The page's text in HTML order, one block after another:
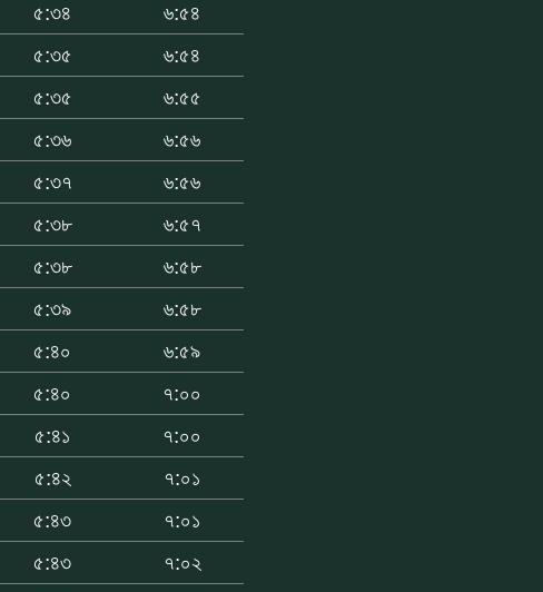
৫:৩৪
৬:৫৪
৫:৩৫
৬:৫৪
৫:৩৫
৬:৫৫
৫:৩৬
৬:৫৬
৫:৩৭
৬:৫৬
৫:৩৮
৬:৫৭
৫:৩৮
৬:৫৮
৫:৩৯
৬:৫৮
৫:৪০
৬:৫৯
৫:৪০
৭:০০
৫:৪১
৭:০০
৫:৪২
৭:০১
৫:৪৩
৭:০১
৫:৪৩
৭:০২